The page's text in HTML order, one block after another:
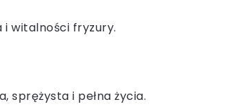
i witalności fryzury.
sprężysta i pełna życia.